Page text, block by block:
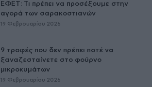
ΕΦΕΤ: Τι πρέπει να προσέξουμε στην
αγορά των σαρακοστιανών
19 Φεβρουαρίου 2026
9 τροφές που δεν πρέπει ποτέ να
ξαναζεσταίνετε στο φούρνο
μικροκυμάτων
19 Φεβρουαρίου 2026